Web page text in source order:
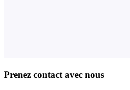
Prenez contact avec nous